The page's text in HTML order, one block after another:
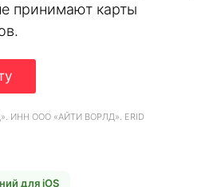
принимают карты
ИНН ООО «АЙТИ ВОРЛД». ERID
для iOS